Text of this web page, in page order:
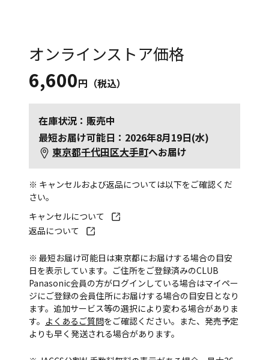
オンラインストア価格
6,600円（税込）
在庫状況：販売中
最短お届け可能日：2026年8月19日(水)
東京都千代田区大手町へお届け
※ キャンセルおよび返品については以下をご確認くだ
さい。
キャンセルについて
返品について
※ 最短お届け可能日は東京都にお届けする場合の目安
日を表示しています。ご住所をご登録済みのCLUB
Panasonic会員の方がログインしている場合はマイペー
ジにご登録の会員住所にお届けする場合の目安日となり
ます。追加サービス等の選択により変わる場合がありま
す。 よくあるご質問をご確認ください。また、発売予定
よりも早く発送される場合があります。